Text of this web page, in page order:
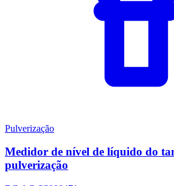
Pulverização
Medidor de nível de líquido do
pulverização